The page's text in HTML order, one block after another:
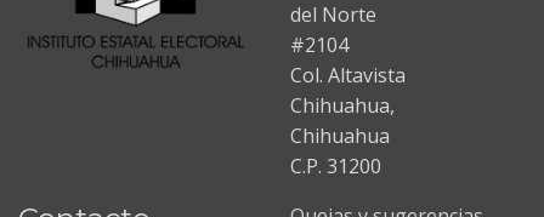
del Norte
#2104
Col. Altavista
Chihuahua,
Chihuahua
C.P. 31200